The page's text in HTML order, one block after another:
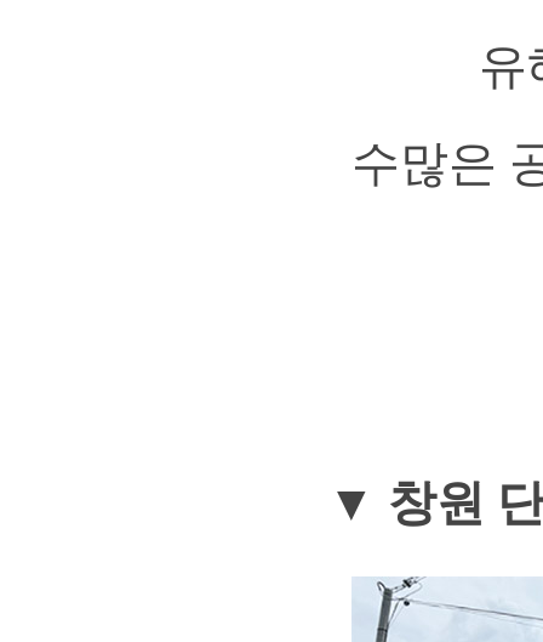
유
수많은
▼ 창원